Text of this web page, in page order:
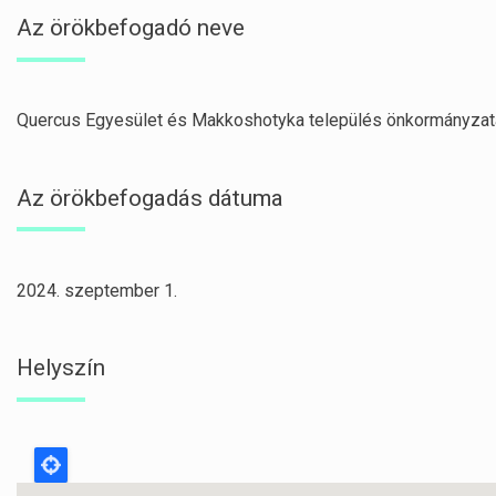
Az örökbefogadó neve
Quercus Egyesület és Makkoshotyka település
Az örökbefogadás dátuma
2024. szeptember 1.
Helyszín